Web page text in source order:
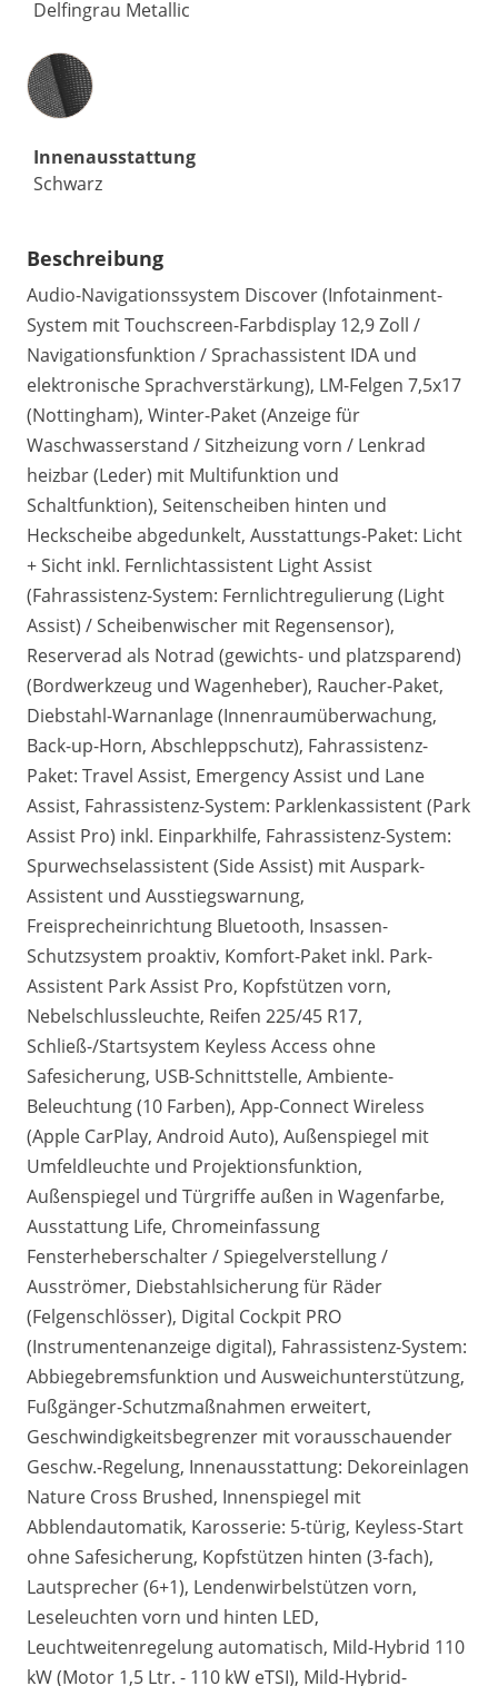
Delfingrau Metallic
Innenausstattung
Innenausstattung
Schwarz
Beschreibung
Audio-Navigationssystem Discover (Infotainment-
System mit Touchscreen-Farbdisplay 12,9 Zoll /
Navigationsfunktion / Sprachassistent IDA und
elektronische Sprachverstärkung), LM-Felgen 7,5x17
(Nottingham), Winter-Paket (Anzeige für
Waschwasserstand / Sitzheizung vorn / Lenkrad
heizbar (Leder) mit Multifunktion und
Schaltfunktion), Seitenscheiben hinten und
Heckscheibe abgedunkelt, Ausstattungs-Paket: Licht
+ Sicht inkl. Fernlichtassistent Light Assist
(Fahrassistenz-System: Fernlichtregulierung (Light
Assist) / Scheibenwischer mit Regensensor),
Reserverad als Notrad (gewichts- und platzsparend)
(Bordwerkzeug und Wagenheber), Raucher-Paket,
Diebstahl-Warnanlage (Innenraumüberwachung,
Back-up-Horn, Abschleppschutz), Fahrassistenz-
Paket: Travel Assist, Emergency Assist und Lane
Assist, Fahrassistenz-System: Parklenkassistent (Park
Assist Pro) inkl. Einparkhilfe, Fahrassistenz-System:
Spurwechselassistent (Side Assist) mit Auspark-
Assistent und Ausstiegswarnung,
Freisprecheinrichtung Bluetooth, Insassen-
Schutzsystem proaktiv, Komfort-Paket inkl. Park-
Assistent Park Assist Pro, Kopfstützen vorn,
Nebelschlussleuchte, Reifen 225/45 R17,
Schließ-/Startsystem Keyless Access ohne
Safesicherung, USB-Schnittstelle, Ambiente-
Beleuchtung (10 Farben), App-Connect Wireless
(Apple CarPlay, Android Auto), Außenspiegel mit
Umfeldleuchte und Projektionsfunktion,
Außenspiegel und Türgriffe außen in Wagenfarbe,
Ausstattung Life, Chromeinfassung
Fensterheberschalter / Spiegelverstellung /
Ausströmer, Diebstahlsicherung für Räder
(Felgenschlösser), Digital Cockpit PRO
(Instrumentenanzeige digital), Fahrassistenz-System:
Abbiegebremsfunktion und Ausweichunterstützung,
Fußgänger-Schutzmaßnahmen erweitert,
Geschwindigkeitsbegrenzer mit vorausschauender
Geschw.-Regelung, Innenausstattung: Dekoreinlagen
Nature Cross Brushed, Innenspiegel mit
Abblendautomatik, Karosserie: 5-türig, Keyless-Start
ohne Safesicherung, Kopfstützen hinten (3-fach),
Lautsprecher (6+1), Lendenwirbelstützen vorn,
Leseleuchten vorn und hinten LED,
Leuchtweitenregelung automatisch, Mild-Hybrid 110
kW (Motor 1,5 Ltr. - 110 kW eTSI), Mild-Hybrid-